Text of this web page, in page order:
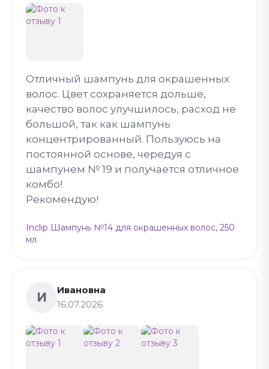
Отличный шампунь для окрашенных
волос. Цвет сохраняется дольше,
качество волос улучшилось, расход не
большой, так как шампунь
концентрированный. Пользуюсь на
постоянной основе, чередуя с
шампунем № 19 и получается отличное
комбо!
Рекомендую!
Inclip Шампунь №14 для окрашенных волос, 250
мл
И
Ивановна
16.07.2026